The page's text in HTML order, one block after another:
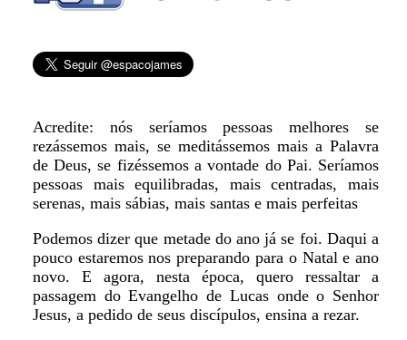
Acredite: nós seríamos pessoas melhores se
rezássemos mais, se meditássemos mais a Palavra
de Deus, se fizéssemos a vontade do Pai. Seríamos
pessoas mais equilibradas, mais centradas, mais
serenas, mais sábias, mais santas e mais perfeitas
Podemos dizer que metade do ano já se foi. Daqui a
pouco estaremos nos preparando para o Natal e ano
novo. E agora, nesta época, quero ressaltar a
passagem do Evangelho de Lucas onde o Senhor
Jesus, a pedido de seus discípulos, ensina a rezar.